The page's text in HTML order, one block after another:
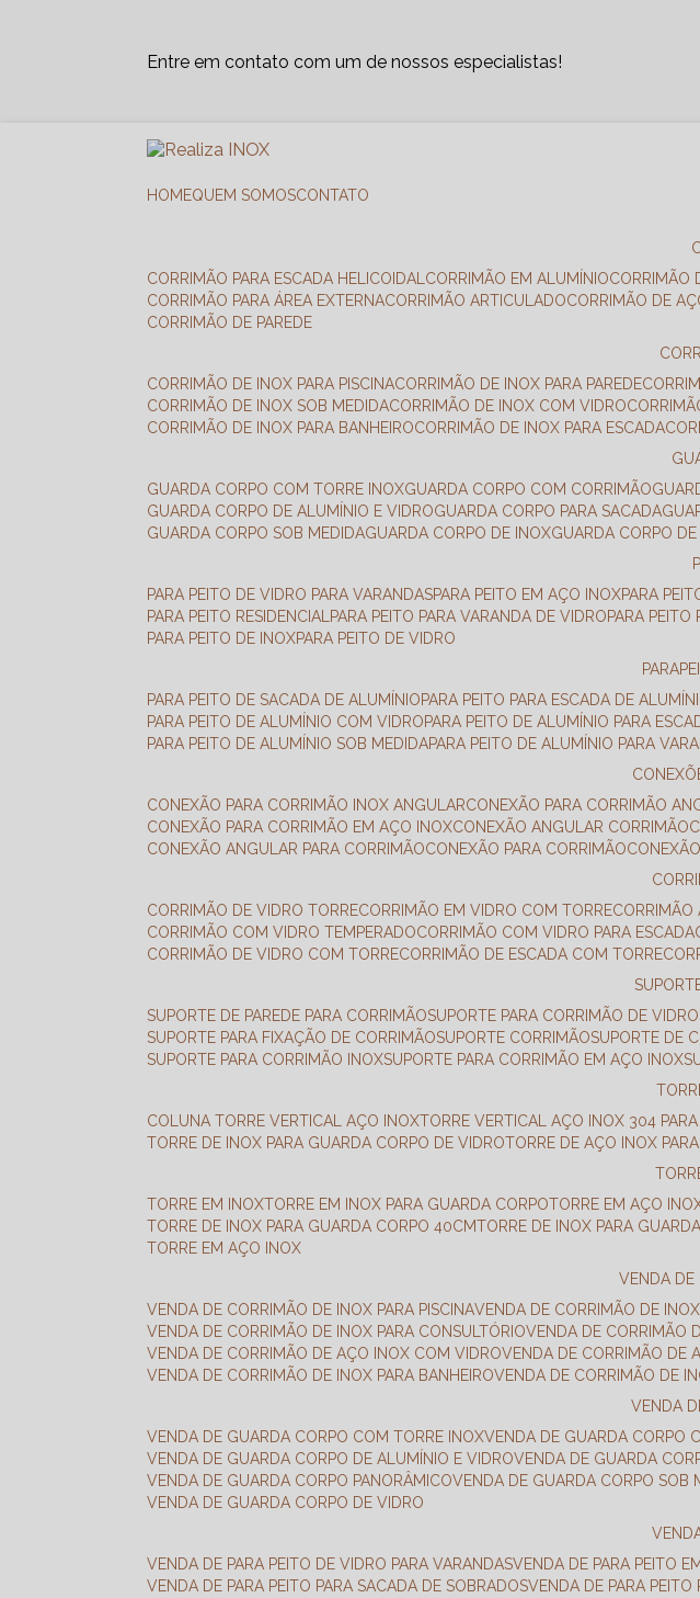
Entre em contato com um de nossos especialistas!
HOME QUEM SOMOS CONTATO
CORRIMÃO PARA ESCADA HELICOIDAL
CORRIMÃO EM ALUMÍNIO
CORRIMÃO PARA ÁREA EXTERNA
CORRIMÃO ARTICULADO CORRIMÃO DE
CORRIMÃO DE PAREDE
CORRIMÃO DE INOX PARA PISCINA
CORRIMÃO DE INOX PARA PAREDE
CORRIMÃO DE INOX SOB MEDIDA
CORRIMÃO DE INOX COM VIDRO
CORRIMÃO DE INOX PARA BANHEIRO
CORRIMÃO DE INOX PARA ESCADA
GUARDA CORPO COM TORRE INOX
GUARDA CORPO COM CORRIMÃO
GUARDA CORPO DE ALUMÍNIO E VIDRO
GUARDA CORPO PARA SACADA
GUARDA CORPO SOB MEDIDA
GUARDA CORPO DE INOX GUARDA CORPO
PARA PEITO DE VIDRO PARA VARANDAS PARA PEITO EM AÇO INOX PARA
PARA PEITO RESIDENCIAL
PARA PEITO PARA VARANDA DE VIDRO PARA
PARA PEITO DE INOX PARA PEITO DE VIDRO
PARA PEITO DE SACADA DE ALUMÍNIO PARA PEITO PARA ESCADA DE
PARA PEITO DE ALUMÍNIO COM VIDRO PARA PEITO DE ALUMÍNIO PARA
PARA PEITO DE ALUMÍNIO SOB MEDIDA PARA PEITO DE ALUMÍNIO PARA
CONEXÃO PARA CORRIMÃO INOX ANGULAR
CONEXÃO PARA CORRIMÃO
CONEXÃO PARA CORRIMÃO EM AÇO INOX
CONEXÃO ANGULAR CORRIMÃO
CONEXÃO ANGULAR PARA CORRIMÃO
CONEXÃO PARA CORRIMÃO
CORRIMÃO DE VIDRO TORRE
CORRIMÃO EM VIDRO COM TORRE
CORRIMÃO COM VIDRO TEMPERADO
CORRIMÃO COM VIDRO PARA ESCADA
CORRIMÃO DE VIDRO COM TORRE
CORRIMÃO DE ESCADA COM TORRE
SUPORTE DE PAREDE PARA CORRIMÃO
SUPORTE PARA CORRIMÃO DE VIDRO
SUPORTE PARA FIXAÇÃO DE CORRIMÃO
SUPORTE CORRIMÃO SUPORTE DE
SUPORTE PARA CORRIMÃO INOX SUPORTE PARA CORRIMÃO EM AÇO INOX
COLUNA TORRE VERTICAL AÇO INOX TORRE VERTICAL AÇO INOX 304
TORRE DE INOX PARA GUARDA CORPO DE VIDRO TORRE DE AÇO INOX
TORRE EM INOX TORRE EM INOX PARA GUARDA CORPO TORRE EM AÇO
TORRE DE INOX PARA GUARDA CORPO 40CM TORRE DE INOX PARA
TORRE EM AÇO INOX
VENDA
VENDA DE CORRIMÃO DE INOX PARA PISCINA
VENDA DE CORRIMÃO DE
VENDA DE CORRIMÃO DE INOX PARA CONSULTÓRIO
VENDA DE CORRIMÃO
VENDA DE CORRIMÃO DE AÇO INOX COM VIDRO
VENDA DE CORRIMÃO DE
VENDA DE CORRIMÃO DE INOX PARA BANHEIRO
VENDA DE CORRIMÃO DE
VENDA
VENDA DE GUARDA CORPO COM TORRE INOX
VENDA DE GUARDA CORPO
VENDA DE GUARDA CORPO DE ALUMÍNIO E VIDRO
VENDA DE GUARDA
VENDA DE GUARDA CORPO PANORÂMICO
VENDA DE GUARDA CORPO SOB
VENDA DE GUARDA CORPO DE VIDRO
VENDA DE PARA PEITO DE VIDRO PARA VARANDAS
VENDA DE PARA PEITO
VENDA DE PARA PEITO PARA SACADA DE SOBRADOS
VENDA DE PARA